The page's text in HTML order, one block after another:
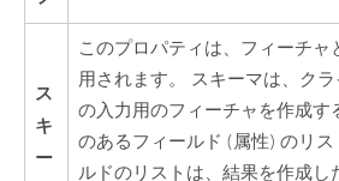
ス
キ
ー
このプロパティは、フィーチャ
用されます。 スキーマは、ク
の入力用のフィーチャを作成す
のあるフィールド (属性) のリ
ルドのリストは、結果を作成し